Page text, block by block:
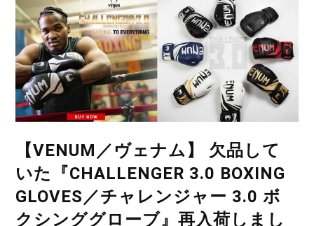
【VENUM／ヴェナム】 欠品して
いた『CHALLENGER 3.0 BOXING
GLOVES／チャレンジャー 3.0 ボ
クシンググローブ』再入荷しまし